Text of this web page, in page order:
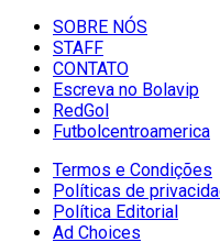
SOBRE NÓS
STAFF
CONTATO
Escreva no Bolavip
RedGol
Futbolcentroamerica
Termos e Condições
Políticas de
Política Editorial
Ad Choices